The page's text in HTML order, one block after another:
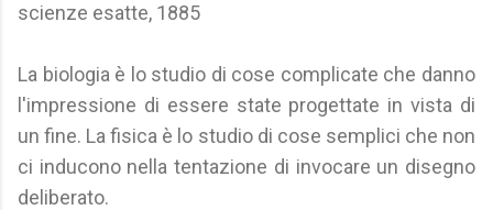
scienze esatte, 1885
La biologia è lo studio di cose complicate che danno
l'impressione di essere state progettate in vista di
un fine. La fisica è lo studio di cose semplici che non
ci inducono nella tentazione di invocare un disegno
deliberato.